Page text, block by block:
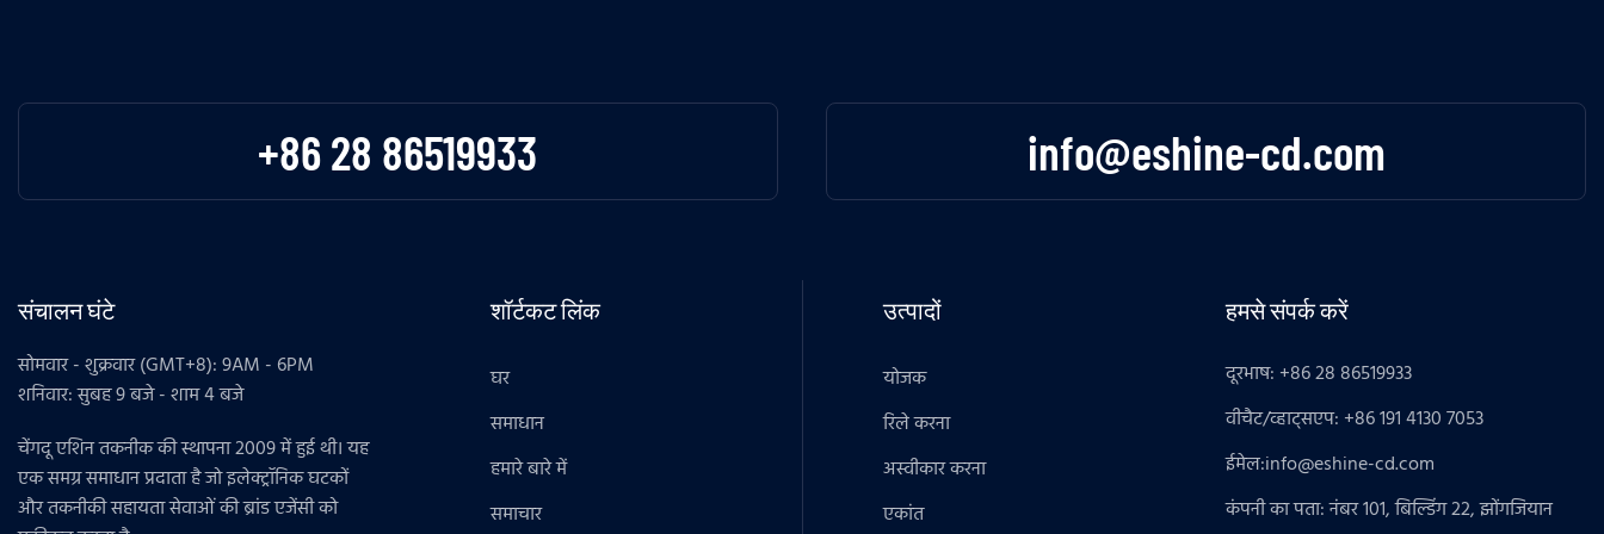
+86 28 86519933 info@eshine-cd.com
संचालन घंटे
सोमवार - शुक्रवार (GMT+8): 9AM - 6PM
शनिवार: सुबह 9 बजे - शाम 4 बजे
चेंगदू एशिन तकनीक की स्थापना 2009 में हुई थी। यह
एक समग्र समाधान प्रदाता है जो इलेक्ट्रॉनिक घटकों
और तकनीकी सहायता सेवाओं की ब्रांड एजेंसी को
शॉर्टकट लिंक
घर
समाधान
हमारे बारे में
समाचार
उत्पादों
योजक
रिले करना
अस्वीकार करना
एकांत
हमसे संपर्क करें
दूरभाष: +86 28 86519933
वीचैट/व्हाट्सएप: +86 191 4130 7053
ईमेल:info@eshine-cd.com
कंपनी का पता: नंबर 101, बिल्डिंग 22, झोंगजियान